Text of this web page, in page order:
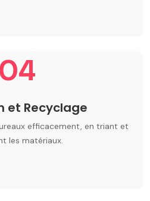
04
et Recyclage
efficacement, en triant et
les matériaux.